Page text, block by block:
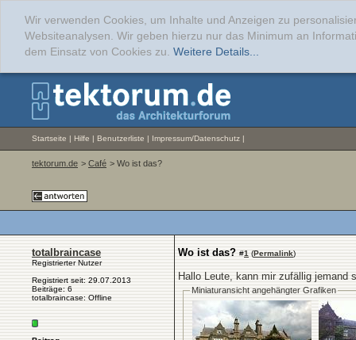
Wir verwenden Cookies, um Inhalte und Anzeigen zu
Websiteanalysen. Wir geben hierzu nur das Minimum an
dem Einsatz von Cookies zu. Weitere Details...
Startseite | Hilfe | Benutzerliste | Impressum/Datenschutz |
tektorum.de > Café > Wo ist das?
totalbraincase
Registrierter Nutzer
Registriert seit: 29.07.2013
Beiträge: 6
totalbraincase: Offline
Wo ist das? #1 (Permalink)
Hallo Leute, kann mir zufällig jemand
Miniaturansicht angehängter Grafiken